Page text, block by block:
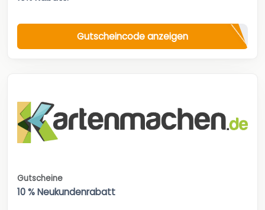
Gutscheincode anzeigen
Gutscheine
10 % Neukundenrabatt